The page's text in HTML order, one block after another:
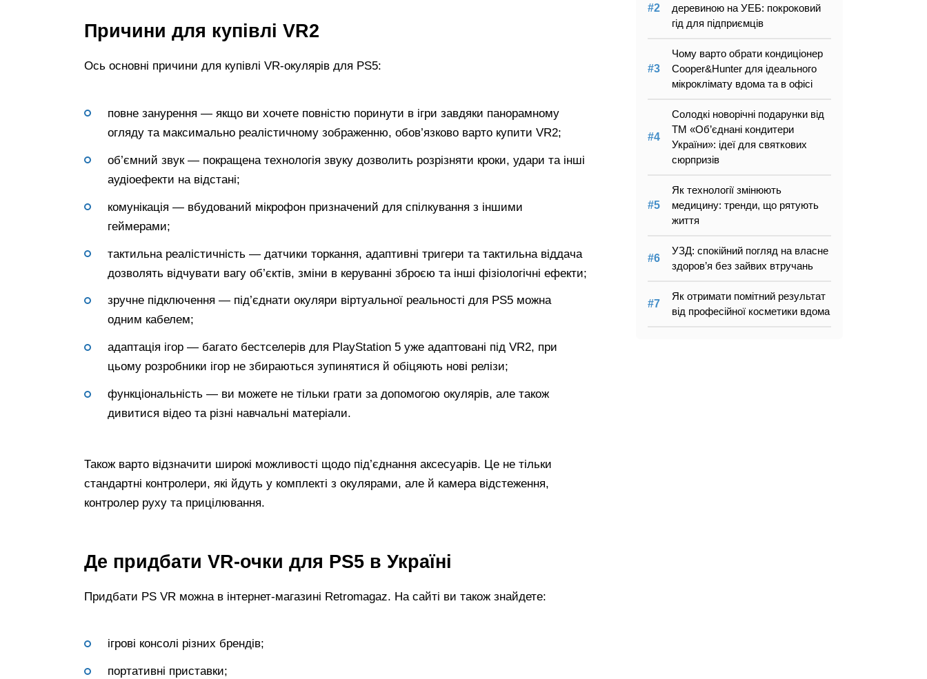
Причини для купівлі VR2
Ось основні причини для купівлі VR-окулярів для PS5:
повне занурення — якщо ви хочете повністю поринути в ігри завдяки панорамному
огляду та максимально реалістичному зображенню, обов’язково варто купити VR2;
об’ємний звук — покращена технологія звуку дозволить розрізняти кроки, удари та інші
аудіоефекти на відстані;
комунікація — вбудований мікрофон призначений для спілкування з іншими
геймерами;
тактильна реалістичність — датчики торкання, адаптивні тригери та тактильна віддача
дозволять відчувати вагу об’єктів, зміни в керуванні зброєю та інші фізіологічні ефекти;
зручне підключення — під’єднати окуляри віртуальної реальності для PS5 можна
одним кабелем;
адаптація ігор — багато бестселерів для PlayStation 5 уже адаптовані під VR2, при
цьому розробники ігор не збираються зупинятися й обіцяють нові релізи;
функціональність — ви можете не тільки грати за допомогою окулярів, але також
дивитися відео та різні навчальні матеріали.
Також варто відзначити широкі можливості щодо під’єднання аксесуарів. Це не тільки
стандартні контролери, які йдуть у комплекті з окулярами, але й камера відстеження,
контролер руху та прицілювання.
Де придбати VR-очки для PS5 в Україні
Придбати PS VR можна в інтернет-магазині Retromagaz. На сайті ви також знайдете:
ігрові консолі різних брендів;
портативні приставки;
деревиною на УЕБ: покроковий
гід для підприємців
Чому варто обрати кондиціонер
Cooper&Hunter для ідеального
мікроклімату вдома та в офісі
Солодкі новорічні подарунки від
ТМ «Об’єднані кондитери
України»: ідеї для святкових
сюрпризів
Як технології змінюють
медицину: тренди, що рятують
життя
УЗД: спокійний погляд на власне
здоров’я без зайвих втручань
Як отримати помітний результат
від професійної косметики вдома